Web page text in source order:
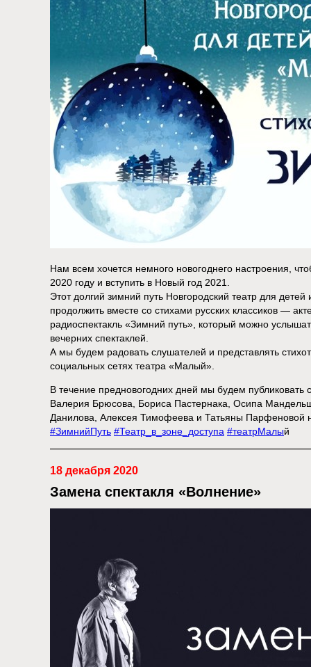
Нам всем хочется немного новогоднего настроения,
2020 году и вступить в Новый год 2021.
Этот долгий зимний путь Новгородский театр для
продолжить вместе со стихами русских классиков —
радиоспектакль «Зимний путь», который можно
вечерних спектаклей.
А мы будем радовать слушателей и представлять
социальных сетях театра «Малый».
В течение предновогодних дней мы будем публиковать
Валерия Брюсова, Бориса Пастернака, Осипа
Данилова, Алексея Тимофеева и Татьяны Парфеновой
#ЗимнийПуть #Театр_в_зоне_доступа #театрМалый
18 декабря 2020
Замена спектакля «Волнение»